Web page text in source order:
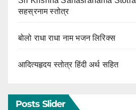
सहस्रनाम स्तोत्र
बोलो राधा राधा नाम भजन लिरिक्स
आदित्यहृदय स्तोत्र हिंदी अर्थ सहित
Posts Slider